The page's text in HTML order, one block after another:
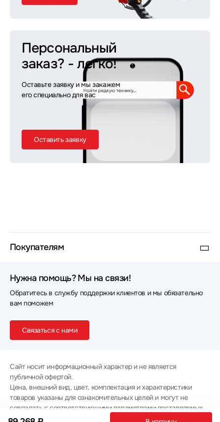
Персональный
заказ? - легко!
Оставьте заявку и мы закажем
его специально для вас
Оставить заявку
Покупателям
Нужна помощь? Мы на связи!
Обратитесь в службу поддержки клиентов и мы обязательно
вам поможем
Связаться с нами
Сайт носит информационный характер и не является
публичной офертой.
Цена, внешний вид, цвет, комплектация и характеристики
товаров указаны для ознакомительных целей и могут не
совпадать с соответствующими параметрами поставляемых
товаров - уточняйте информацию у менеджера при